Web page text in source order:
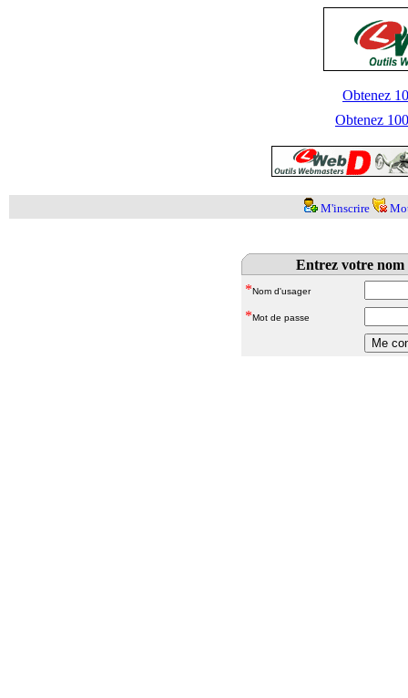
Obtenez
Obtenez
M'inscrire
Entrez votre nom
*Nom d'usager
*Mot de passe